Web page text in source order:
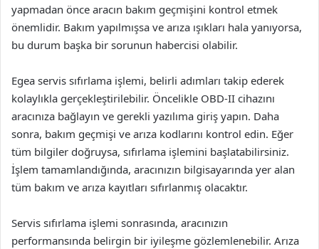
yapmadan önce aracın bakım geçmişini kontrol etmek
önemlidir. Bakım yapılmışsa ve arıza ışıkları hala yanıyorsa,
bu durum başka bir sorunun habercisi olabilir.
Egea servis sıfırlama işlemi, belirli adımları takip ederek
kolaylıkla gerçekleştirilebilir. Öncelikle OBD-II cihazını
aracınıza bağlayın ve gerekli yazılıma giriş yapın. Daha
sonra, bakım geçmişi ve arıza kodlarını kontrol edin. Eğer
tüm bilgiler doğruysa, sıfırlama işlemini başlatabilirsiniz.
İşlem tamamlandığında, aracınızın bilgisayarında yer alan
tüm bakım ve arıza kayıtları sıfırlanmış olacaktır.
Servis sıfırlama işlemi sonrasında, aracınızın
performansında belirgin bir iyileşme gözlemlenebilir. Arıza